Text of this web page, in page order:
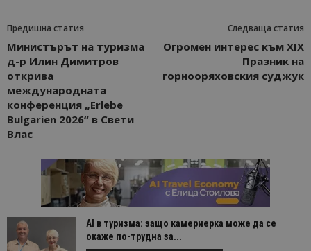
Предишна статия
Министърът на туризма
д-р Илин Димитров
открива
международната
конференция „Erlebe
Bulgarien 2026“ в Свети
Влас
Следваща статия
Огромен интерес към XIX
Празник на
горнооряховския суджук
AI в туризма: защо камериерка може да се
окаже по-трудна за...